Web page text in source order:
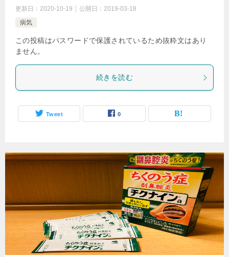
更新日： 2020-10-19 公開日： 2019-03-18
病気
この投稿はパスワードで保護されているため抜粋文はあり
ません。
続きを読む
Tweet 0